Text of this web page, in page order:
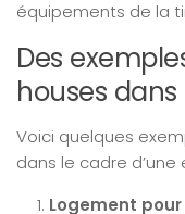
équipements de la
Des
houses
Voici quelques
dans le cadre
Logement